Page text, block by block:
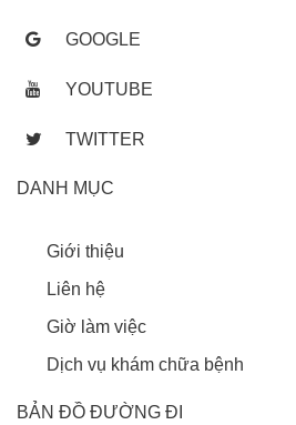
GOOGLE
YOUTUBE
TWITTER
DANH MỤC
Giới thiệu
Liên hệ
Giờ làm việc
Dịch vụ khám chữa bệnh
BẢN ĐỒ ĐƯỜNG ĐI